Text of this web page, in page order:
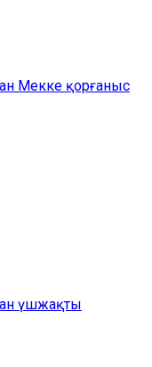
Мекке қорғаныс
үшжақты